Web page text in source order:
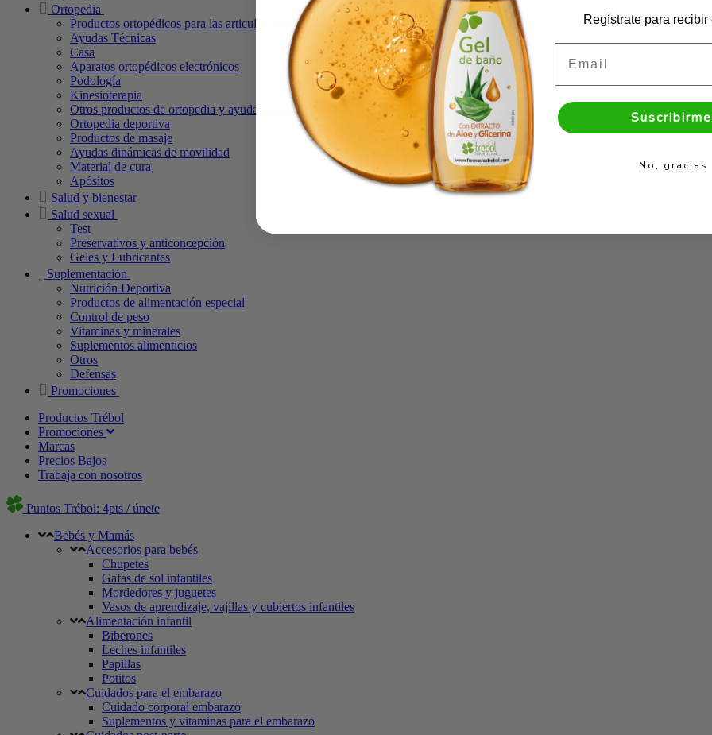
Ortopedia
Productos ortopédicos para las articulaciones
Ayudas Técnicas
Casa
Aparatos ortopédicos electrónicos
Podología
Kinesioterapia
Otros productos de ortopedia y ayudas técnicas
Ortopedia deportiva
Productos de masaje
Ayudas dinámicas de movilidad
Material de cura
Apósitos
Salud y bienestar
Salud sexual
Test
Preservativos y anticoncepción
Geles y Lubricantes
Suplementación
Nutrición Deportiva
Productos de alimentación especial
Control de peso
Vitaminas y minerales
Suplementos alimenticios
Otros
Defensas
Promociones
Productos Trébol
Promociones
Marcas
Precios Bajos
Trabaja con nosotros
Puntos Trébol: 4pts / únete
Bebés y Mamás
Accesorios para bebés
Chupetes
Gafas de sol infantiles
Mordedores y juguetes
Vasos de aprendizaje, vajillas y cubiertos infantiles
Alimentación infantil
Biberones
Leches infantiles
Papillas
Potitos
Cuidados para el embarazo
Cuidado corporal embarazo
Suplementos y vitaminas para el embarazo
Regístrate para
No, gracias